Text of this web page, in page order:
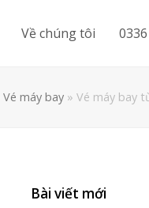
Về chúng tôi
Vé máy bay » Vé máy bay
Bài viết mới